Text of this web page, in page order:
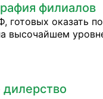
филиалов
готовых оказать
высочайшем